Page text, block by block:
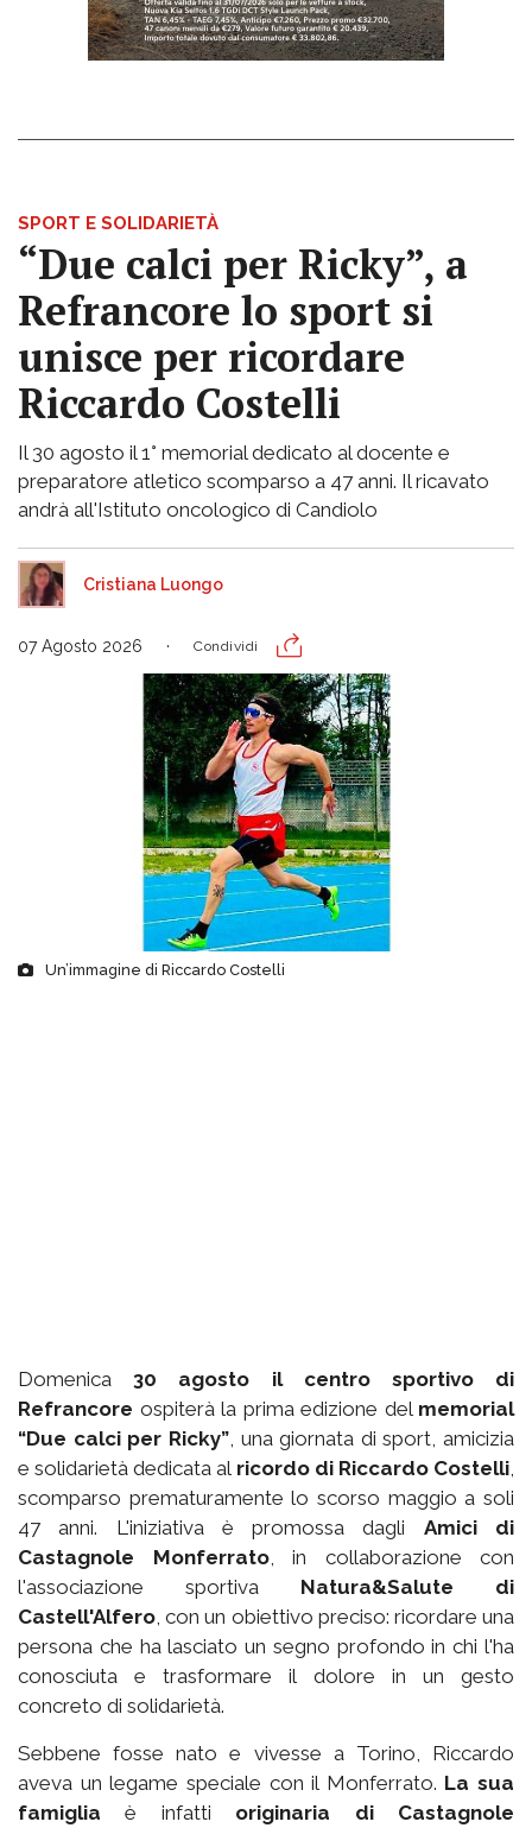
SPORT E SOLIDARIETÀ
“Due calci per Ricky”, a
Refrancore lo sport si
unisce per ricordare
Riccardo Costelli
Il 30 agosto il 1° memorial dedicato al docente e
preparatore atletico scomparso a 47 anni. Il ricavato
andrà all'Istituto oncologico di Candiolo
Cristiana Luongo
07 Agosto 2026 Condividi
Un’immagine di Riccardo Costelli
Domenica30 agosto il centro sportivo di
Refrancore ospiterà la prima edizione del memorial
“Due calci per Ricky”, una giornata di sport, amicizia
e solidarietà dedicata al ricordo di Riccardo Costelli
scomparso prematuramente lo scorso maggio a soli
47 anni. L'iniziativa è promossa dagli Amici di
Castagnole Monferrato, in collaborazione con
l'associazione sportiva Natura&Salute di
Castell'Alfero , con un obiettivo preciso: ricordare una
persona che ha lasciato un segno profondo in chi l'ha
conosciuta e trasformare il dolore in un gesto
concreto di solidarietà.
Sebbene fosse nato e vivesse a Torino, Riccardo
aveva un legame speciale con il Monferrato. La sua
famigliaè infatti originaria di Castagnole